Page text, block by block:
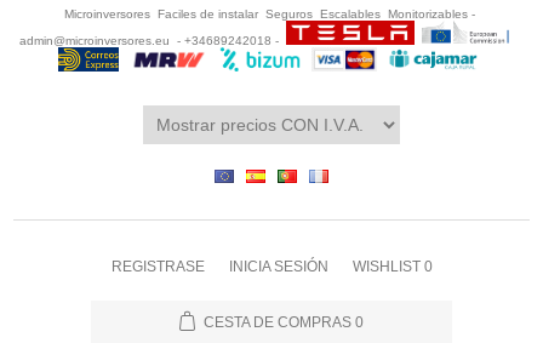
Microinversores Faciles de instalar Seguros Escalables Monitorizables -
admin@microinversores.eu
- +34689242018 -
REGISTRASE INICIA SESIÓN WISHLIST 0
CESTA DE COMPRAS 0